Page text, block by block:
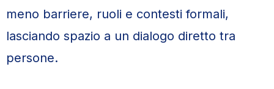
meno barriere, ruoli e contesti formali,
lasciando spazio a un dialogo diretto tra
persone.